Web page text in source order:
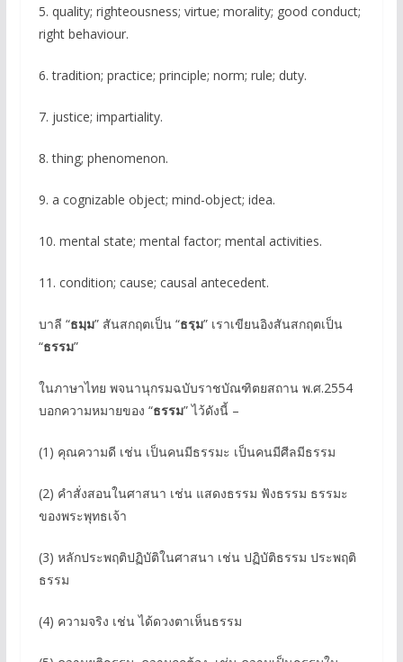
5. quality; righteousness; virtue; morality; good conduct;
right behaviour.
6. tradition; practice; principle; norm; rule; duty.
7. justice; impartiality.
8. thing; phenomenon.
9. a cognizable object; mind-object; idea.
10. mental state; mental factor; mental activities.
11. condition; cause; causal antecedent.
บาลี “ธมฺม” สันสกฤตเป็น “ธรฺม” เราเขียนอิงสันสกฤตเป็น
“ธรรม”
ในภาษาไทย พจนานุกรมฉบับราชบัณฑิตยสถาน พ.ศ.2554
บอกความหมายของ “ธรรม” ไว้ดังนี้ –
(1) คุณความดี เช่น เป็นคนมีธรรมะ เป็นคนมีศีลมีธรรม
(2) คําสั่งสอนในศาสนา เช่น แสดงธรรม ฟังธรรม ธรรมะ
ของพระพุทธเจ้า
(3) หลักประพฤติปฏิบัติในศาสนา เช่น ปฏิบัติธรรม ประพฤติ
ธรรม
(4) ความจริง เช่น ได้ดวงตาเห็นธรรม